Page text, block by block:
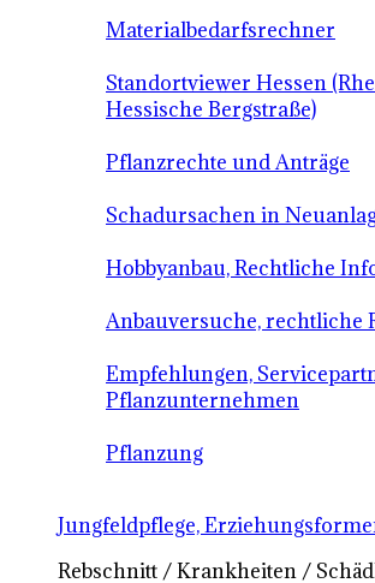
Materialbedarfsrechner
Standortviewer Hessen
Hessische Bergstraße)
Pflanzrechte und Anträge
Schadursachen in
Hobbyanbau, Rechtliche
Anbauversuche, rechtliche
Empfehlungen,
Pflanzunternehmen
Pflanzung
Jungfeldpflege,
Rebschnitt / Krankheiten /